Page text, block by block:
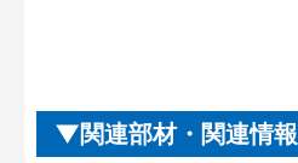
関連部材・関連情報